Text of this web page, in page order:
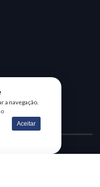
a navegação.
Aceitar